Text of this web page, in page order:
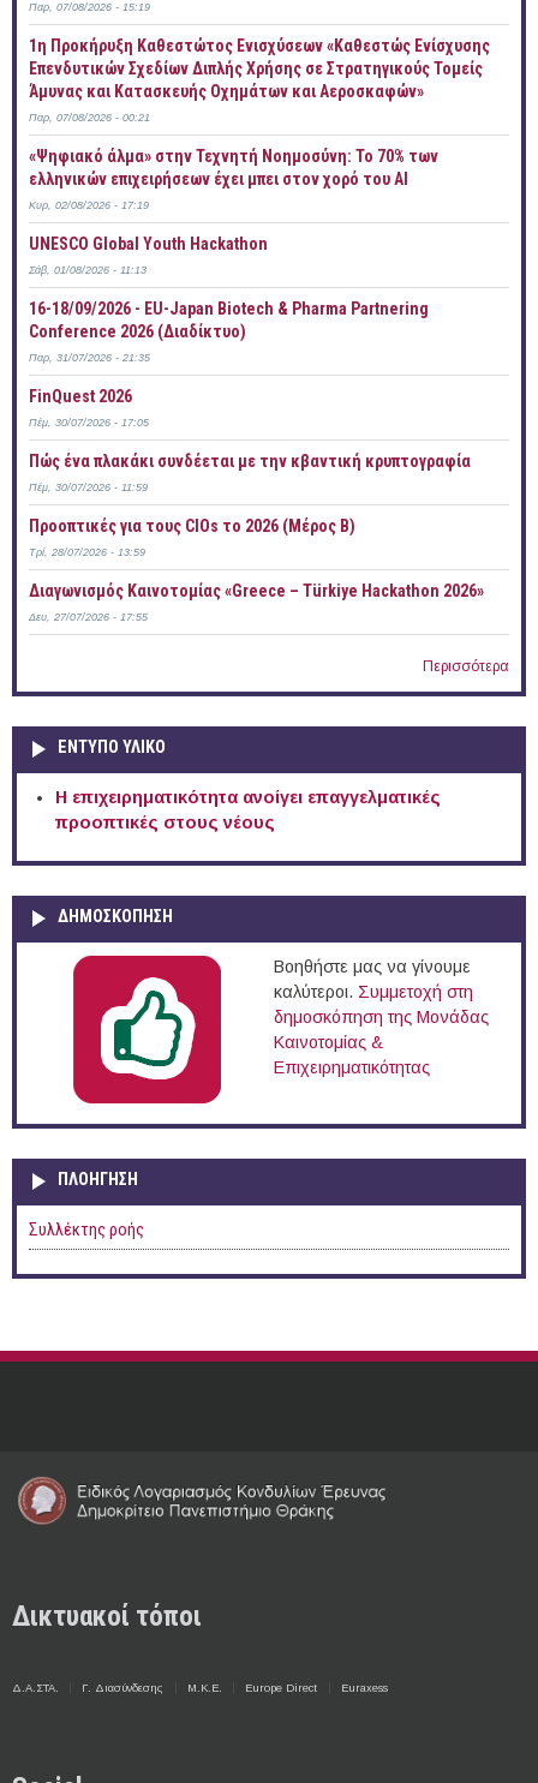
Παρ, 07/08/2026 - 15:19
1η Προκήρυξη Καθεστώτος Ενισχύσεων «Καθεστώς Ενίσχυσης
Επενδυτικών Σχεδίων Διπλής Χρήσης σε Στρατηγικούς Τομείς
Άμυνας και Κατασκευής Οχημάτων και Αεροσκαφών»
Παρ, 07/08/2026 - 00:21
«Ψηφιακό άλμα» στην Τεχνητή Νοημοσύνη: Το 70% των
ελληνικών επιχειρήσεων έχει μπει στον χορό του AI
Κυρ, 02/08/2026 - 17:19
UNESCO Global Youth Hackathon
Σάβ, 01/08/2026 - 11:13
16-18/09/2026 - EU-Japan Biotech & Pharma Partnering
Conference 2026 (Διαδίκτυο)
Παρ, 31/07/2026 - 21:35
FinQuest 2026
Πέμ, 30/07/2026 - 17:05
Πώς ένα πλακάκι συνδέεται με την κβαντική κρυπτογραφία
Πέμ, 30/07/2026 - 11:59
Προοπτικές για τους CIOs το 2026 (Μέρος Β)
Τρί, 28/07/2026 - 13:59
Διαγωνισμός Καινοτομίας «Greece – Türkiye Hackathon 2026»
Δευ, 27/07/2026 - 17:55
Περισσότερα
ΕΝΤΥΠΟ ΥΛΙΚΟ
Η επιχειρηματικότητα ανοίγει επαγγελματικές
προοπτικές στους νέους
ΔΗΜΟΣΚΟΠΗΣΗ
Βοηθήστε μας να γίνουμε
καλύτεροι. Συμμετοχή στη
δημοσκόπηση της Μονάδας
Καινοτομίας &
Επιχειρηματικότητας
ΠΛΟΉΓΗΣΗ
Συλλέκτης ροής
Δικτυακοί τόποι
Δ.Α.ΣΤΑ. Γ. Διασύνδεσης Μ.Κ.Ε. Europe Direct Euraxess